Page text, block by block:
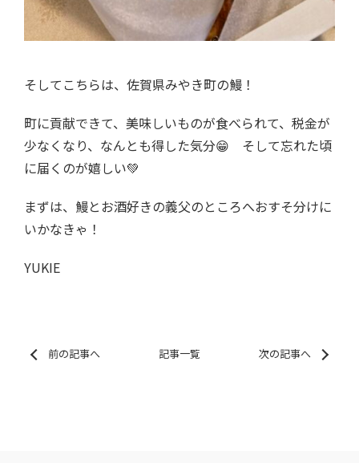
そしてこちらは、佐賀県みやき町の鰻！
町に貢献できて、美味しいものが食べられて、税金が
少なくなり、なんとも得した気分😁 そして忘れた頃
に届くのが嬉しい💚
まずは、鰻とお酒好きの義父のところへおすそ分けに
いかなきゃ！
YUKIE
前の記事へ 記事一覧 次の記事へ